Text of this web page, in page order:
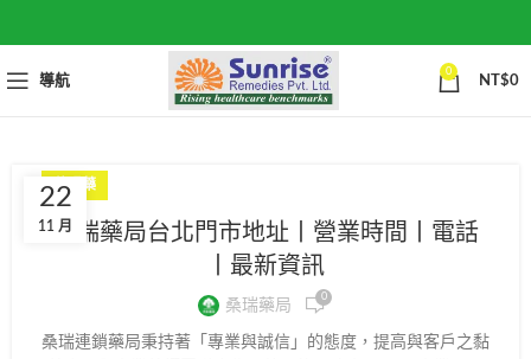
導航
0
NT$0
22
11 月
壯陽藥
桑瑞藥局台北門市地址丨營業時間丨電話
丨最新資訊
桑瑞藥局 0
桑瑞連鎖藥局秉持著「專業與誠信」的態度，提高與客戶之黏